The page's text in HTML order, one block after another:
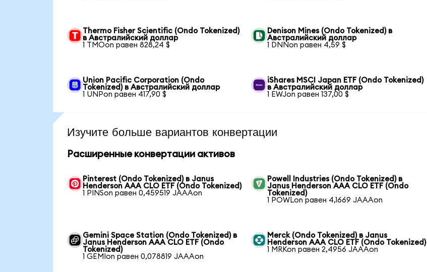
Thermo Fisher Scientific (Ondo Tokenized)
в Австралийский доллар
1 TMOon равен 828,24 $
Denison Mines (Ondo Tokenized) в
Австралийский доллар
1 DNNon равен 4,59 $
Union Pacific Corporation (Ondo
Tokenized) в Австралийский доллар
1 UNPon равен 417,90 $
iShares MSCI Japan ETF (Ondo Tokenized)
в Австралийский доллар
1 EWJon равен 137,00 $
Изучите больше вариантов конвертации
Расширенные конвертации активов
Pinterest (Ondo Tokenized) в Janus
Henderson AAA CLO ETF (Ondo Tokenized)
1 PINSon равен 0,459519 JAAAon
Powell Industries (Ondo Tokenized) в
Janus Henderson AAA CLO ETF (Ondo
Tokenized)
1 POWLon равен 4,1669 JAAAon
Gemini Space Station (Ondo Tokenized) в
Janus Henderson AAA CLO ETF (Ondo
Tokenized)
1 GEMIon равен 0,078819 JAAAon
Merck (Ondo Tokenized) в Janus
Henderson AAA CLO ETF (Ondo Tokenized)
1 MRKon равен 2,4956 JAAAon